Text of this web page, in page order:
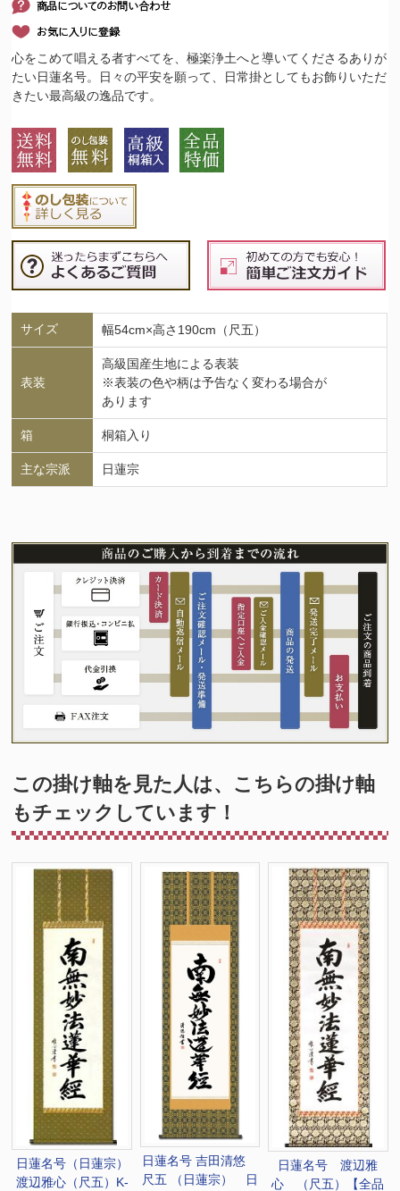
心をこめて唱える者すべてを、極楽浄土へと導いてくださるありが
たい日蓮名号。日々の平安を願って、日常掛としてもお飾りいただ
きたい最高級の逸品です。
サイズ 幅54cm×高さ190cm（尺五）
表装
高級国産生地による表装
※表装の色や柄は予告なく変わる場合が
あります
箱 桐箱入り
主な宗派 日蓮宗
この掛け軸を見た人は、こちらの掛け軸
もチェックしています！
日蓮名号（日蓮宗）
渡辺雅心（尺五）K-
日蓮名号 吉田清悠
尺五 （日蓮宗） 日
日蓮名号 渡辺雅
心 （尺五）【全品